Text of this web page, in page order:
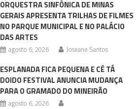
ORQUESTRA SINFÔNICA DE MINAS
GERAIS APRESENTA TRILHAS DE FILMES
NO PARQUE MUNICIPAL E NO PALÁCIO
DAS ARTES
agosto 6, 2026 Joseane Santos
ESPLANADA FICA PEQUENA E CÊ TÁ
DOIDO FESTIVAL ANUNCIA MUDANÇA
PARA O GRAMADO DO MINEIRÃO
agosto 6, 2026